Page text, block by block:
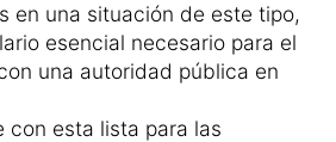
en una situación de este tipo,
esencial necesario para el
una autoridad pública en
con esta lista para las